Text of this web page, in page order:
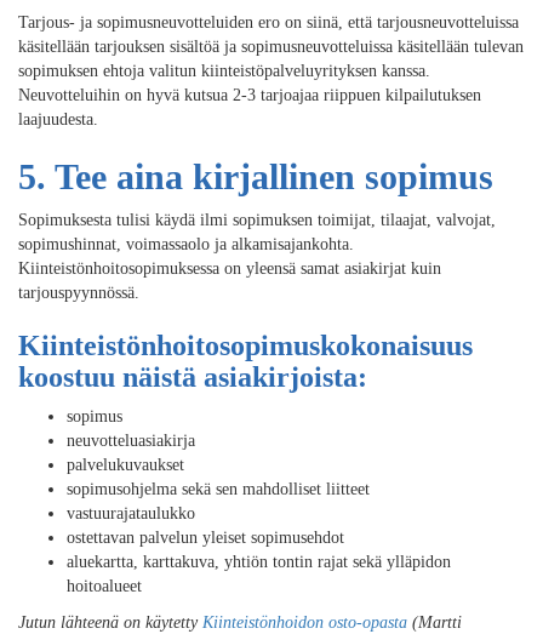
Tarjous- ja sopimusneuvotteluiden ero on siinä, että tarjousneuvotteluissa
käsitellään tarjouksen sisältöä ja sopimusneuvotteluissa käsitellään tulevan
sopimuksen ehtoja valitun kiinteistöpalveluyrityksen kanssa.
Neuvotteluihin on hyvä kutsua 2-3 tarjoajaa riippuen kilpailutuksen
laajuudesta.
5. Tee aina kirjallinen sopimus
Sopimuksesta tulisi käydä ilmi sopimuksen toimijat, tilaajat, valvojat,
sopimushinnat, voimassaolo ja alkamisajankohta.
Kiinteistönhoitosopimuksessa on yleensä samat asiakirjat kuin
tarjouspyynnössä.
Kiinteistönhoitosopimuskokonaisuus
koostuu näistä asiakirjoista:
sopimus
neuvotteluasiakirja
palvelukuvaukset
sopimusohjelma sekä sen mahdolliset liitteet
vastuurajataulukko
ostettavan palvelun yleiset sopimusehdot
aluekartta, karttakuva, yhtiön tontin rajat sekä ylläpidon
hoitoalueet
Jutun lähteenä on käytetty Kiinteistönhoidon osto-opasta (Martti